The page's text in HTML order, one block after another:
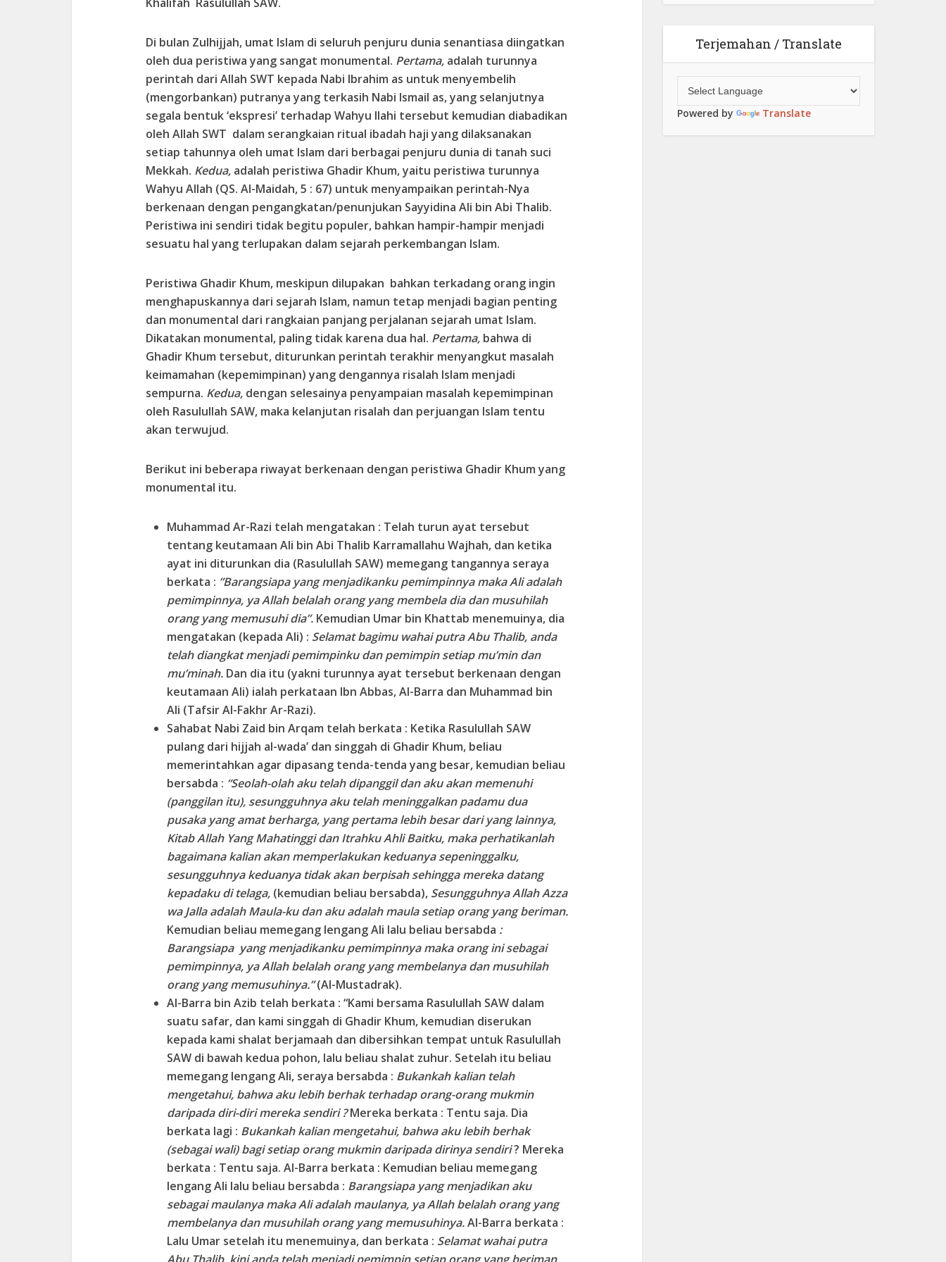
Di bulan Zulhijjah, umat Islam di seluruh penjuru dunia senantiasa diingatkan
oleh dua peristiwa yang sangat monumental. Pertama, adalah turunnya
perintah dari Allah SWT kepada Nabi Ibrahim as untuk menyembelih
(mengorbankan) putranya yang terkasih Nabi Ismail as, yang selanjutnya
segala bentuk ‘ekspresi’ terhadap Wahyu Ilahi tersebut kemudian diabadikan
oleh Allah SWT dalam serangkaian ritual ibadah haji yang dilaksanakan
setiap tahunnya oleh umat Islam dari berbagai penjuru dunia di tanah suci
Mekkah. Kedua, adalah peristiwa Ghadir Khum, yaitu peristiwa turunnya
Wahyu Allah (QS. Al-Maidah, 5 : 67) untuk menyampaikan perintah-Nya
berkenaan dengan pengangkatan/penunjukan Sayyidina Ali bin Abi Thalib.
Peristiwa ini sendiri tidak begitu populer, bahkan hampir-hampir menjadi
sesuatu hal yang terlupakan dalam sejarah perkembangan Islam.
Peristiwa Ghadir Khum, meskipun dilupakan bahkan terkadang orang ingin
menghapuskannya dari sejarah Islam, namun tetap menjadi bagian penting
dan monumental dari rangkaian panjang perjalanan sejarah umat Islam.
Dikatakan monumental, paling tidak karena dua hal. Pertama, bahwa di
Ghadir Khum tersebut, diturunkan perintah terakhir menyangkut masalah
keimamahan (kepemimpinan) yang dengannya risalah Islam menjadi
sempurna. Kedua, dengan selesainya penyampaian masalah kepemimpinan
oleh Rasulullah SAW, maka kelanjutan risalah dan perjuangan Islam tentu
akan terwujud.
Berikut ini beberapa riwayat berkenaan dengan peristiwa Ghadir Khum yang
monumental itu.
Muhammad Ar-Razi telah mengatakan : Telah turun ayat tersebut
tentang keutamaan Ali bin Abi Thalib Karramallahu Wajhah, dan ketika
ayat ini diturunkan dia (Rasulullah SAW) memegang tangannya seraya
berkata : ”Barangsiapa yang menjadikanku pemimpinnya maka Ali adalah
pemimpinnya, ya Allah belalah orang yang membela dia dan musuhilah
orang yang memusuhi dia”. Kemudian Umar bin Khattab menemuinya, dia
mengatakan (kepada Ali) : Selamat bagimu wahai putra Abu Thalib, anda
telah diangkat menjadi pemimpinku dan pemimpin setiap mu’min dan
mu’minah. Dan dia itu (yakni turunnya ayat tersebut berkenaan dengan
keutamaan Ali) ialah perkataan Ibn Abbas, Al-Barra dan Muhammad bin
Ali (Tafsir Al-Fakhr Ar-Razi).
Sahabat Nabi Zaid bin Arqam telah berkata : Ketika Rasulullah SAW
pulang dari hijjah al-wada’ dan singgah di Ghadir Khum, beliau
memerintahkan agar dipasang tenda-tenda yang besar, kemudian beliau
bersabda : “Seolah-olah aku telah dipanggil dan aku akan memenuhi
(panggilan itu), sesungguhnya aku telah meninggalkan padamu dua
pusaka yang amat berharga, yang pertama lebih besar dari yang lainnya,
Kitab Allah Yang Mahatinggi dan Itrahku Ahli Baitku, maka perhatikanlah
bagaimana kalian akan memperlakukan keduanya sepeninggalku,
sesungguhnya keduanya tidak akan berpisah sehingga mereka datang
kepadaku di telaga, (kemudian beliau bersabda), Sesungguhnya Allah Azza
wa Jalla adalah Maula-ku dan aku adalah maula setiap orang yang beriman.
Kemudian beliau memegang lengang Ali lalu beliau bersabda :
Barangsiapa yang menjadikanku pemimpinnya maka orang ini sebagai
pemimpinnya, ya Allah belalah orang yang membelanya dan musuhilah
orang yang memusuhinya.”(Al-Mustadrak).
Al-Barra bin Azib telah berkata : “Kami bersama Rasulullah SAW dalam
suatu safar, dan kami singgah di Ghadir Khum, kemudian diserukan
kepada kami shalat berjamaah dan dibersihkan tempat untuk Rasulullah
SAW di bawah kedua pohon, lalu beliau shalat zuhur. Setelah itu beliau
memegang lengang Ali, seraya bersabda : Bukankah kalian telah
mengetahui, bahwa aku lebih berhak terhadap orang-orang mukmin
daripada diri-diri mereka sendiri ?Mereka berkata : Tentu saja. Dia
berkata lagi : Bukankah kalian mengetahui, bahwa aku lebih berhak
(sebagai wali) bagi setiap orang mukmin daripada dirinya sendiri? Mereka
berkata : Tentu saja. Al-Barra berkata : Kemudian beliau memegang
lengang Ali lalu beliau bersabda : Barangsiapa yang menjadikan aku
sebagai maulanya maka Ali adalah maulanya, ya Allah belalah orang yang
membelanya dan musuhilah orang yang memusuhinya.Al-Barra berkata :
Lalu Umar setelah itu menemuinya, dan berkata : Selamat wahai putra
Terjemahan / Translate
Powered by Translate